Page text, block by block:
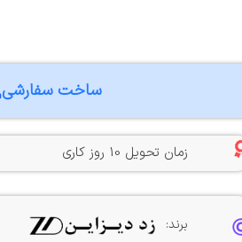
ساخت سفارشی
زمان تحویل 10 روز کاری
برند: